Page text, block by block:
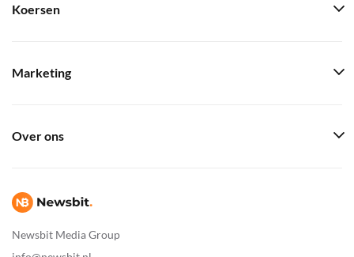
Newsbit Media Group
Koersen
Marketing
Over ons